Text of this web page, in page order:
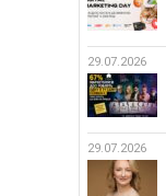
29.07.2026
29.07.2026